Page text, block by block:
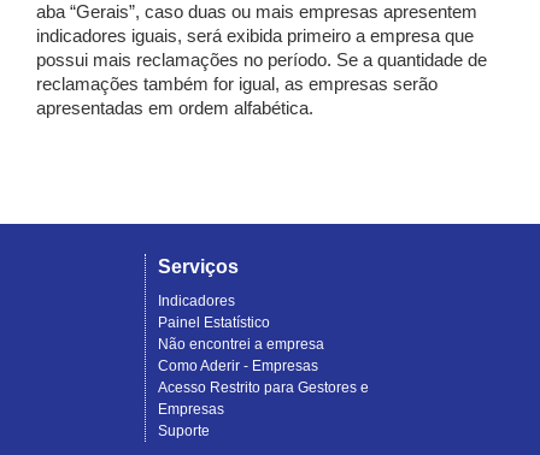
aba “Gerais”, caso duas ou mais empresas apresentem
indicadores iguais, será exibida primeiro a empresa que
possui mais reclamações no período. Se a quantidade de
reclamações também for igual, as empresas serão
apresentadas em ordem alfabética.
Serviços
Indicadores
Painel Estatístico
Não encontrei a empresa
Como Aderir - Empresas
Acesso Restrito para Gestores e
Empresas
Suporte